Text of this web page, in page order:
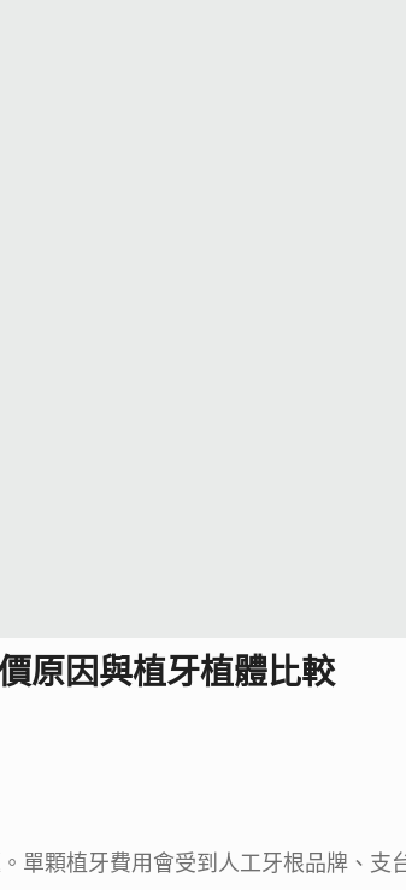
原因與植牙植體比較
單顆植牙費用會受到人工牙根品牌、支